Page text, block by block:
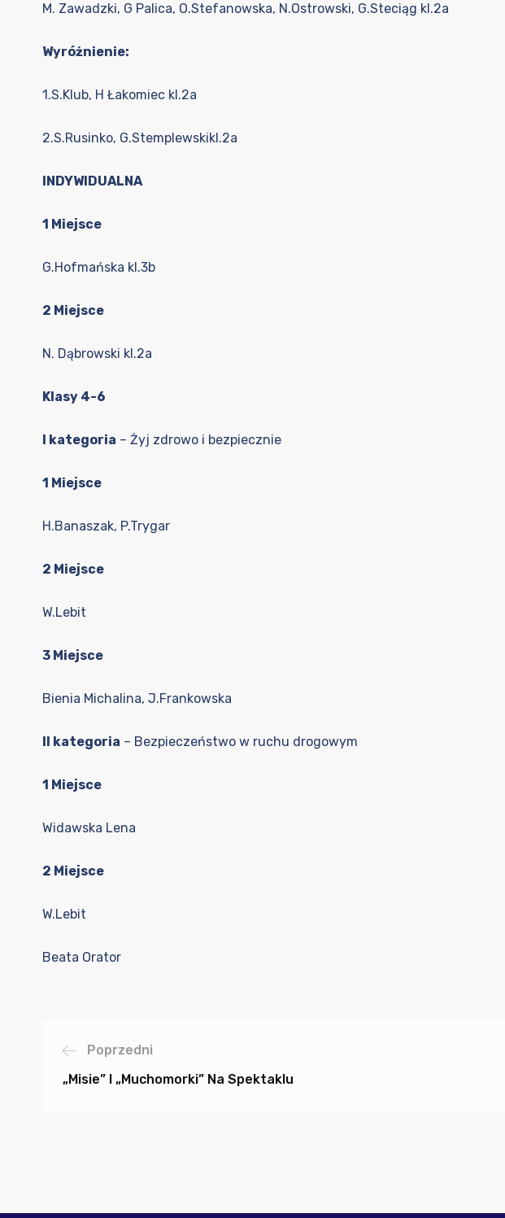
M. Zawadzki, G Palica, O.Stefanowska, N.Ostrowski, G.Steciąg kl.2a
Wyróżnienie:
1.S.Klub, H Łakomiec kl.2a
2.S.Rusinko, G.Stemplewskikl.2a
INDYWIDUALNA
1 Miejsce
G.Hofmańska kl.3b
2 Miejsce
N. Dąbrowski kl.2a
Klasy 4-6
I kategoria – Żyj zdrowo i bezpiecznie
1 Miejsce
H.Banaszak, P.Trygar
2 Miejsce
W.Lebit
3 Miejsce
Bienia Michalina, J.Frankowska
II kategoria – Bezpieczeństwo w ruchu drogowym
1 Miejsce
Widawska Lena
2 Miejsce
W.Lebit
Beata Orator
Poprzedni
„Misie” I „Muchomorki” Na Spektaklu